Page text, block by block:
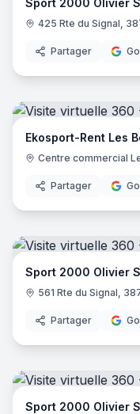
Sport 2000 Olivier
425 Rte du Signal,
Partager
Ekosport-Rent Les
Partager
Sport 2000 Olivier
561 Rte du Signal,
Partager
Sport 2000 Olivier